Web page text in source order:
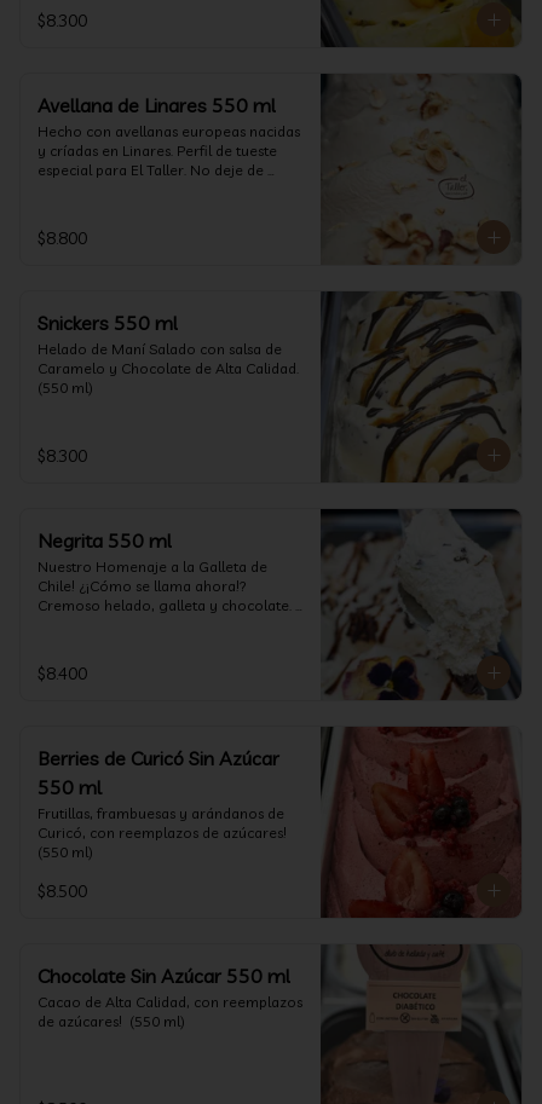
$8.300
Avellana de Linares 550 ml
Hecho con avellanas europeas nacidas
y críadas en Linares. Perfil de tueste
especial para El Taller. No deje de
$8.800
Snickers 550 ml
Helado de Maní Salado con salsa de
Caramelo y Chocolate de Alta Calidad.
(550 ml)
$8.300
Negrita 550 ml
Nuestro Homenaje a la Galleta de
Chile! ¿¡Cómo se llama ahora!?
Cremoso helado, galleta y chocolate.
$8.400
Berries de Curicó Sin Azúcar
550 ml
Frutillas, frambuesas y arándanos de
Curicó, con reemplazos de azúcares!
(550 ml)
$8.500
Chocolate Sin Azúcar 550 ml
Cacao de Alta Calidad, con reemplazos
de azúcares!  (550 ml)